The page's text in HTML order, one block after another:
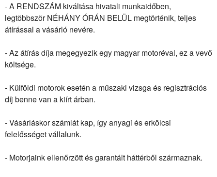
- A RENDSZÁM kiváltása hivatali munkaidőben,
legtöbbször NÉHÁNY ÓRÁN BELÜL megtörténik, teljes
átírással a vásárló nevére.
- Az átírás díja megegyezik egy magyar motoréval, ez a vevő
költsége.
- Külföldi motorok esetén a műszaki vizsga és regisztrációs
díj benne van a kiírt árban.
- Vásárláskor számlát kap, így anyagi és erkölcsi
felelősséget vállalunk.
- Motorjaink ellenőrzött és garantált háttérből származnak.